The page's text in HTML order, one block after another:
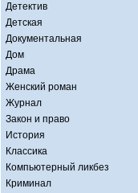
Детектив
Детская
Документальная
Дом
Драма
Женский роман
Журнал
Закон и право
История
Классика
Компьютерный ликбез
Криминал